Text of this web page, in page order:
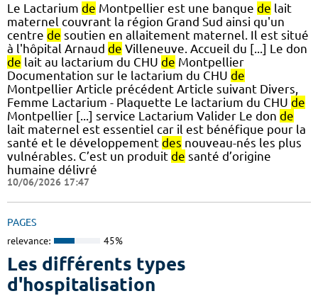
Le Lactarium de Montpellier est une banque de lait
maternel couvrant la région Grand Sud ainsi qu'un
centre de soutien en allaitement maternel. Il est situé
à l'hôpital Arnaud de Villeneuve. Accueil du [...] Le don
de lait au lactarium du CHU de Montpellier
Documentation sur le lactarium du CHU de
Montpellier Article précédent Article suivant Divers,
Femme Lactarium - Plaquette Le lactarium du CHU de
Montpellier [...] service Lactarium Valider Le don de
lait maternel est essentiel car il est bénéfique pour la
santé et le développement des nouveau-nés les plus
vulnérables. C’est un produit de santé d’origine
humaine délivré
10/06/2026 17:47
PAGES
relevance: 45%
Les différents types
d'hospitalisation